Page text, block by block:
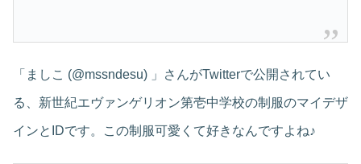
「ましこ (@mssndesu) 」さんがTwitterで公開されてい
る、新世紀エヴァンゲリオン第壱中学校の制服のマイデザ
インとIDです。この制服可愛くて好きなんですよね♪